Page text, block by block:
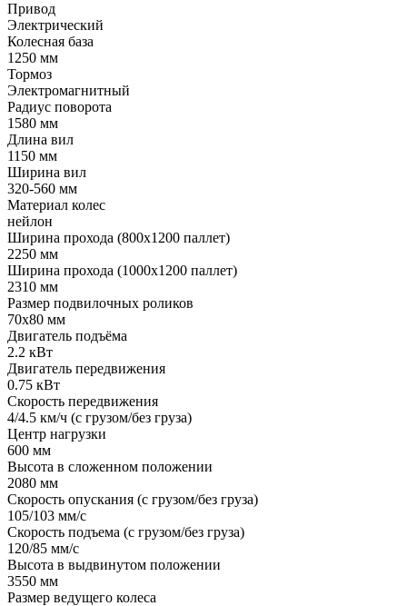
Привод
Электрический
Колесная база
1250 мм
Тормоз
Электромагнитный
Радиус поворота
1580 мм
Длина вил
1150 мм
Ширина вил
320-560 мм
Материал колес
нейлон
Ширина прохода (800х1200 паллет)
2250 мм
Ширина прохода (1000х1200 паллет)
2310 мм
Размер подвилочных роликов
70х80 мм
Двигатель подъёма
2.2 кВт
Двигатель передвижения
0.75 кВт
Скорость передвижения
4/4.5 км/ч (с грузом/без груза)
Центр нагрузки
600 мм
Высота в сложенном положении
2080 мм
Скорость опускания (с грузом/без груза)
105/103 мм/с
Скорость подъема (с грузом/без груза)
120/85 мм/с
Высота в выдвинутом положении
3550 мм
Размер ведущего колеса